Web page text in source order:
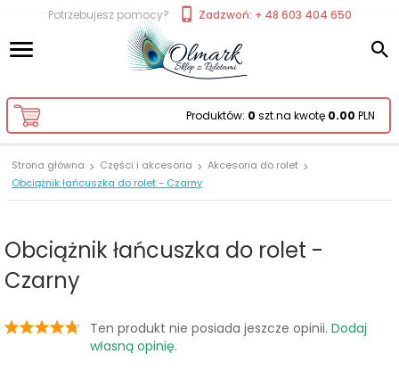
Potrzebujesz pomocy? Zadzwoń: + 48 603 404 650
Produktów: 0 szt.na kwotę 0.00 PLN
Strona główna Części i akcesoria
Akcesoria do rolet
Obciążnik łańcuszka do rolet - Czarny
Obciążnik łańcuszka do rolet -
Czarny
Ten produkt nie posiada jeszcze opinii. Dodaj
własną opinię.